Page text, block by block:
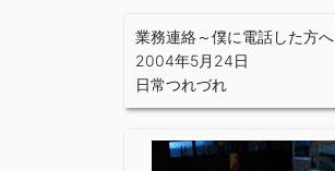
業務連絡～僕に電話した方へ
2004年5月24日
日常つれづれ